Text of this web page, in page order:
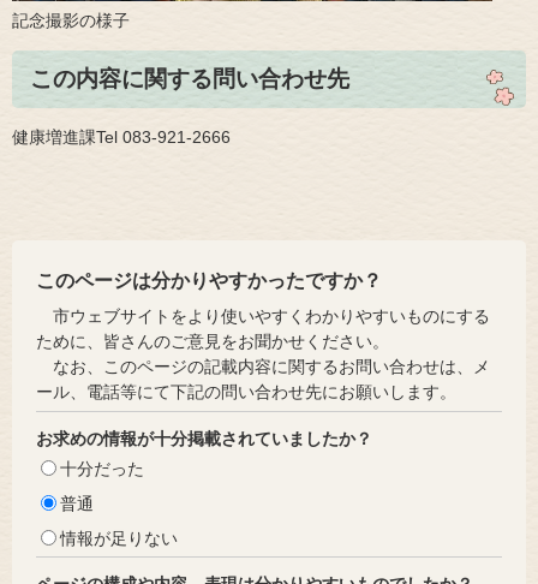
記念撮影の様子
この内容に関する問い合わせ先
健康増進課Tel 083-921-2666
このページは分かりやすかったですか？
市ウェブサイトをより使いやすくわかりやすいものにする
ために、皆さんのご意見をお聞かせください。
なお、このページの記載内容に関するお問い合わせは、メ
ール、電話等にて下記の問い合わせ先にお願いします。
お求めの情報が十分掲載されていましたか？
十分だった
普通
情報が足りない